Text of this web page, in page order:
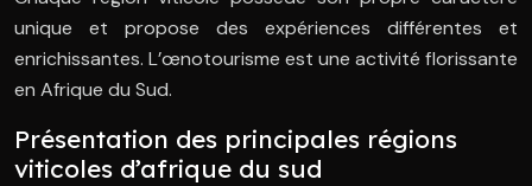
unique et propose des expériences différentes et
enrichissantes. L’œnotourisme est une activité florissante
en Afrique du Sud.
Présentation des principales régions
viticoles d’afrique du sud